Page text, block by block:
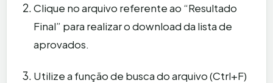
Clique no arquivo referente ao “Resultado
Final” para realizar o download da lista de
aprovados.
Utilize a função de busca do arquivo (Ctrl+F)